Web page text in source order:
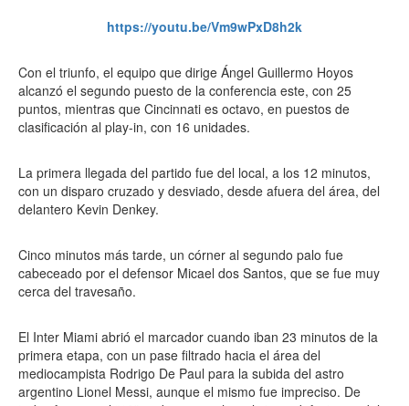
https://youtu.be/Vm9wPxD8h2k
Con el triunfo, el equipo que dirige Ángel Guillermo Hoyos
alcanzó el segundo puesto de la conferencia este, con 25
puntos, mientras que Cincinnati es octavo, en puestos de
clasificación al play-in, con 16 unidades.
La primera llegada del partido fue del local, a los 12 minutos,
con un disparo cruzado y desviado, desde afuera del área, del
delantero Kevin Denkey.
Cinco minutos más tarde, un córner al segundo palo fue
cabeceado por el defensor Micael dos Santos, que se fue muy
cerca del travesaño.
El Inter Miami abrió el marcador cuando iban 23 minutos de la
primera etapa, con un pase filtrado hacia el área del
mediocampista Rodrigo De Paul para la subida del astro
argentino Lionel Messi, aunque el mismo fue impreciso. De